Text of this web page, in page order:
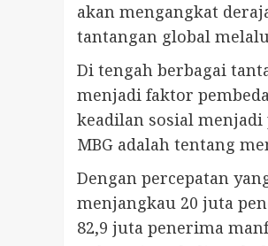
akan mengangkat
tantangan global
Di tengah berbagai
menjadi faktor
keadilan sosial
MBG adalah tentang
Dengan percepatan
menjangkau 20 juta
82,9 juta penerima